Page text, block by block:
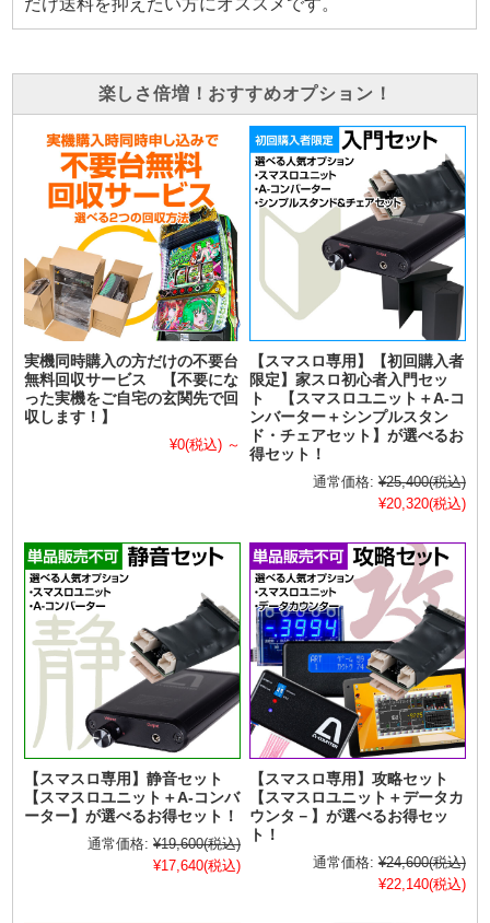
楽しさ倍増！おすすめオプション！
実機同時購入の方だけの不要台
無料回収サービス 【不要にな
った実機をご自宅の玄関先で回
収します！】
¥0(税込) ～
【スマスロ専用】【初回購入者
限定】家スロ初心者入門セッ
ト 【スマスロユニット＋A-コ
ンバーター＋シンプルスタン
ド・チェアセット】が選べるお
得セット！
通常価格: ¥25,400(税込)
¥20,320(税込)
【スマスロ専用】静音セット
【スマスロユニット＋A-コンバ
ーター】が選べるお得セット！
通常価格: ¥19,600(税込)
¥17,640(税込)
【スマスロ専用】攻略セット
【スマスロユニット＋データカ
ウンタ－】が選べるお得セッ
ト！
通常価格: ¥24,600(税込)
¥22,140(税込)